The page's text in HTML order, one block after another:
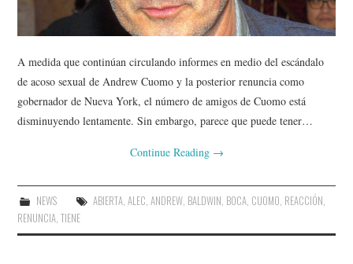
A medida que continúan circulando informes en medio del escándalo
de acoso sexual de Andrew Cuomo y la posterior renuncia como
gobernador de Nueva York, el número de amigos de Cuomo está
disminuyendo lentamente. Sin embargo, parece que puede tener…
Continue Reading →
NEWS ABIERTA, ALEC, ANDREW, BALDWIN, BOCA, CUOMO, REACCIÓN,
RENUNCIA,TIENE